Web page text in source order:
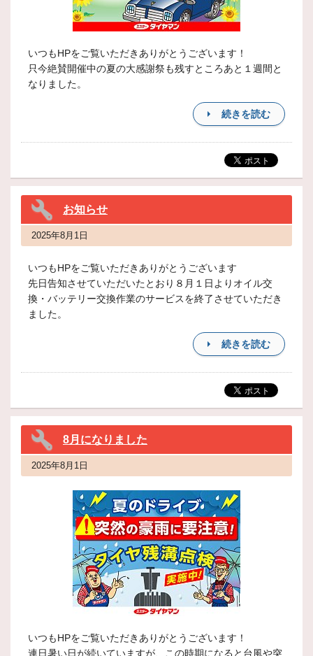
いつもHPをご覧いただきありがとうございます！
只今絶賛開催中の夏の大感謝祭も残すところあと１週間と
なりました。
続きを読む
お知らせ
2025年8月1日
いつもHPをご覧いただきありがとうございます
先日告知させていただいたとおり８月１日よりオイル交
換・バッテリー交換作業のサービスを終了させていただき
ました。
続きを読む
8月になりました
2025年8月1日
いつもHPをご覧いただきありがとうございます！
連日暑い日が続いていますが、この時期になると台風や突